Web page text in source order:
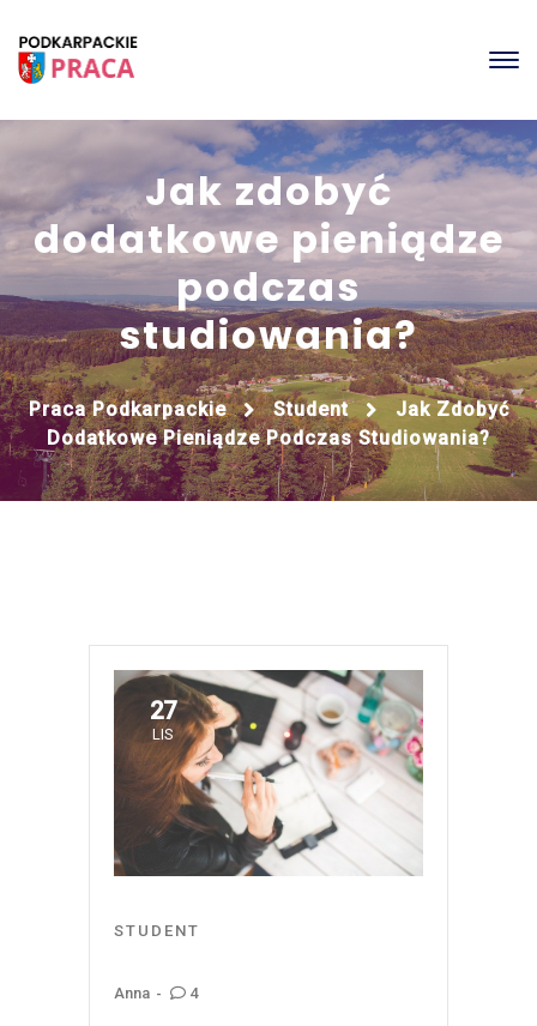
Jak zdobyć
dodatkowe pieniądze
podczas
studiowania?
Praca Podkarpackie Student
Jak Zdobyć
Dodatkowe Pieniądze Podczas Studiowania?
27
LIS
STUDENT
Anna 4